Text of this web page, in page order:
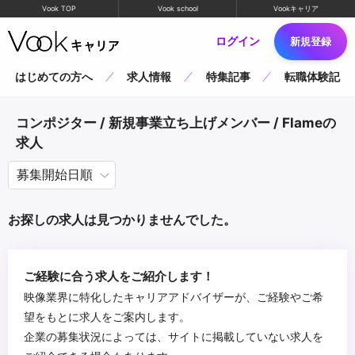
Vook TOP Vook school Vookキャリア
ログイン 新規登録
はじめての方へ 求人情報 特集記事 転職体験記
コンポジター / 新規事業立ち上げメンバー / Flameの
求人
お探しの求人は見つかりませんでした。
ご経験に合う求人をご紹介します！
映像業界に特化したキャリアアドバイザーが、ご経験やご希
望をもとに求人をご案内します。
企業の募集状況によっては、サイトに掲載していない求人を